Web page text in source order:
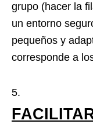
grupo (hacer la
un entorno
pequeños y
corresponde a